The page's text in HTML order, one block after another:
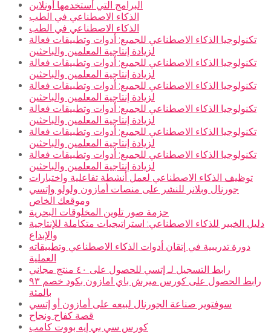
البرامج التي أستخدمها أونلاين
الذكاء الاصطناعي في الطب
الذكاء الاصطناعي في الطب
تكنولوجيا الذكاء الاصطناعي للجميع: أدوات وتطبيقات فعالة
لزيادة إنتاجية المعلمين والباحثين
تكنولوجيا الذكاء الاصطناعي للجميع: أدوات وتطبيقات فعالة
لزيادة إنتاجية المعلمين والباحثين
تكنولوجيا الذكاء الاصطناعي للجميع: أدوات وتطبيقات فعالة
لزيادة إنتاجية المعلمين والباحثين
تكنولوجيا الذكاء الاصطناعي للجميع: أدوات وتطبيقات فعالة
لزيادة إنتاجية المعلمين والباحثين
تكنولوجيا الذكاء الاصطناعي للجميع: أدوات وتطبيقات فعالة
لزيادة إنتاجية المعلمين والباحثين
تكنولوجيا الذكاء الاصطناعي للجميع: أدوات وتطبيقات فعالة
لزيادة إنتاجية المعلمين والباحثين
توظيف الذكاء الاصطناعي لعمل أنشطة تفاعلية واختبارات
جورنال وبلانر للنشر على منصات أمازون ولولو وإتسي
وموقعك الخاص
حزمة صور تلوين المخلوقات البحرية
دليل الخبير للذكاء الاصطناعي: استراتيجيات متكاملة للإنتاجية
والإبداع
دورة تدريبية في إتقان أدوات الذكاء الاصطناعي وتطبيقاته
العملية
رابط التسجيل لـ إتسي للحصول على ٤٠ منتج مجاني
رابط الحصول على كورس ميرش باي امازون بكود خصم ٩٣
بالمئة
سوفتوير صناعة الجورنال لبيعه على أمازون أو إتسي
قصة كفاح ونجاح
كورس سي بي إيه بووت كامب